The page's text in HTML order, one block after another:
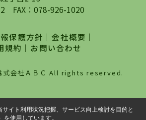
イルを心がけております。私た
終わらない、お客様との末長い
初めての一人暮らしから、就
物件の購入、などなど一生涯に
バイザーとして、地域に密着し
様々なお役立ちができればと強
FAX：078-926-1020
保護方針 ｜会社概要 ｜
規約 ｜ お問い合わせ
会社ＡＢＣ All rights reserved.
イト利用状況把握、サービス向上検討を目的と
使用しています。